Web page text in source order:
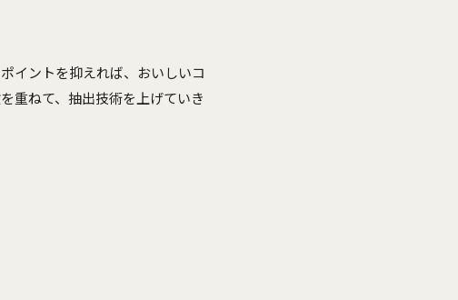
イントを抑えれば、おいしいコ
重ねて、抽出技術を上げていき